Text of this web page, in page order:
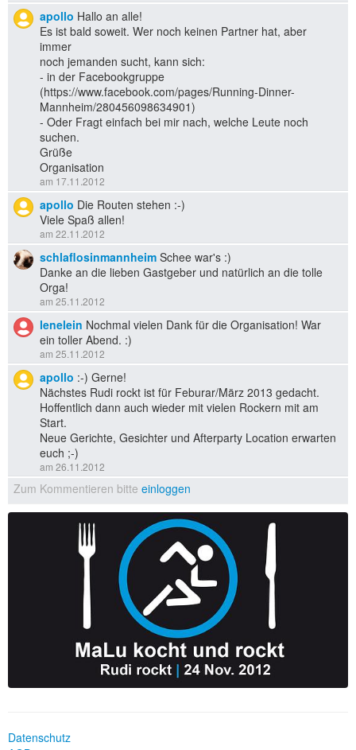
apollo Hallo an alle!
Es ist bald soweit. Wer noch keinen Partner hat, aber
immer
noch jemanden sucht, kann sich:
- in der Facebookgruppe
(https://www.facebook.com/pages/Running-Dinner-
Mannheim/280456098634901)
- Oder Fragt einfach bei mir nach, welche Leute noch
suchen.
Grüße
Organisation
am 17.11.2012
apollo Die Routen stehen :-)
Viele Spaß allen!
am 22.11.2012
schlaflosinmannheim Schee war's :)
Danke an die lieben Gastgeber und natürlich an die tolle
Orga!
am 25.11.2012
lenelein Nochmal vielen Dank für die Organisation! War
ein toller Abend. :)
am 25.11.2012
apollo :-) Gerne!
Nächstes Rudi rockt ist für Feburar/März 2013 gedacht.
Hoffentlich dann auch wieder mit vielen Rockern mit am
Start.
Neue Gerichte, Gesichter und Afterparty Location erwarten
euch ;-)
am 26.11.2012
Zum Kommentieren bitte einloggen
Datenschutz